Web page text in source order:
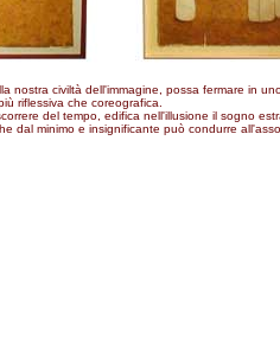
nostra civiltà dell'immagine, possa fermare in
riflessiva che coreografica.
del tempo, edifica nell'illusione il sogno
dal minimo e insignificante può condurre